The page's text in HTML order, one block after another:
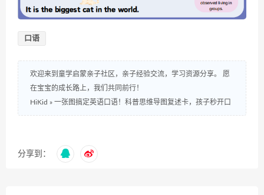
口语
欢迎来到童学启蒙亲子社区，亲子经验交流，学习资源分享。 愿
在宝宝的成长路上，我们共同前行！
HiKid » 一张图搞定英语口语！科普思维导图复述卡，孩子秒开口
分享到：